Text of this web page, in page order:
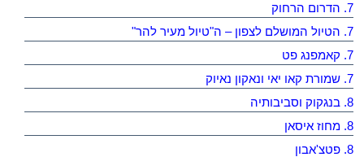
7. הדרום הרחוק
7. הטיול המושלם לצפון – ה"טיול מעיר להר"
7. קאמפנג פט
7. שמורת קאו יאי ונאקון נאיוק
8. בנגקוק וסביבותיה
8. מחוז איסאן
8. פטצ'אבון